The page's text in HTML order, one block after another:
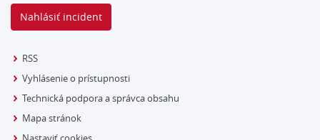
Nahlásiť incident
RSS
Vyhlásenie o prístupnosti
Technická podpora a správca obsahu
Mapa stránok